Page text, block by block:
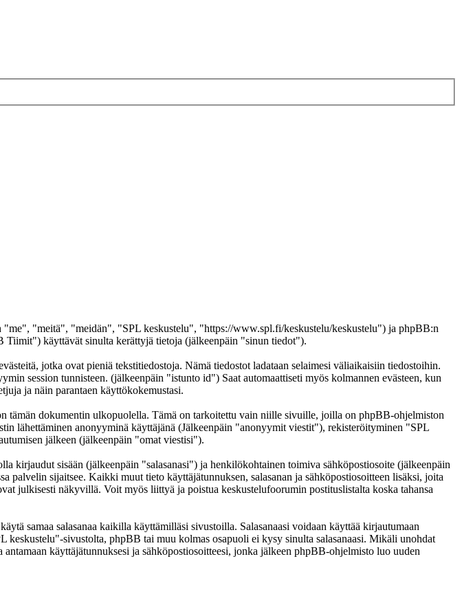
"meitä", "meidän", "SPL keskustelu", "https://www.spl.fi/keskustelu/keskustelu") ja phpBB:n
käyttävät sinulta kerättyjä tietoja (jälkeenpäin "sinun tiedot").
jotka ovat pieniä tekstitiedostoja. Nämä tiedostot ladataan selaimesi väliaikaisiin tiedostoihin.
session tunnisteen. (jälkeenpäin "istunto id") Saat automaattiseti myös kolmannen evästeen, kun
ja näin parantaen käyttökokemustasi.
tämän dokumentin ulkopuolella. Tämä on tarkoitettu vain niille sivuille, joilla on phpBB-ohjelmiston
lähettäminen anonyyminä käyttäjänä (Jälkeenpäin "anonyymit viestit"), rekisteröityminen "SPL
jälkeen (jälkeenpäin "omat viestisi").
kirjaudut sisään (jälkeenpäin "salasanasi") ja henkilökohtainen toimiva sähköpostiosoite (jälkeenpäin
sijaitsee. Kaikki muut tieto käyttäjätunnuksen, salasanan ja sähköpostiosoitteen lisäksi, joita
julkisesti näkyvillä. Voit myös liittyä ja poistua keskustelufoorumin postituslistalta koska tahansa
samaa salasanaa kaikilla käyttämilläsi sivustoilla. Salasanaasi voidaan käyttää kirjautumaan
sivustolta, phpBB tai muu kolmas osapuoli ei kysy sinulta salasanaasi. Mikäli unohdat
käyttäjätunnuksesi ja sähköpostiosoitteesi, jonka jälkeen phpBB-ohjelmisto luo uuden